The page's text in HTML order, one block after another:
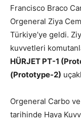
Francisco Braco
Orgeneral Ziya
Türkiye’ye geldi.
kuvvetleri
HÜRJET PT-1
(Prototype-2)
Orgeneral Carbo
tarihinde Hava